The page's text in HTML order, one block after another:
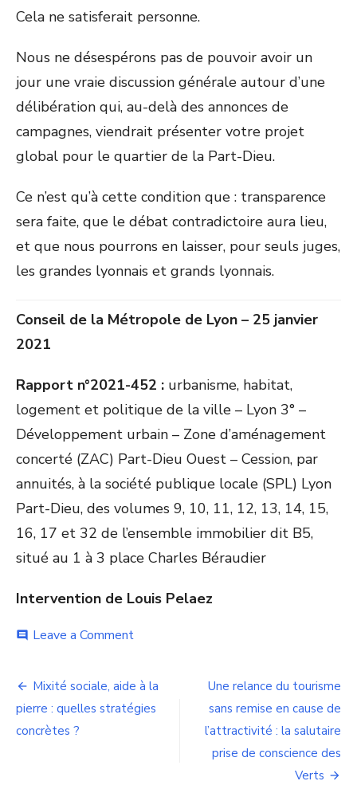
Cela ne satisferait personne.
Nous ne désespérons pas de pouvoir avoir un
jour une vraie discussion générale autour d’une
délibération qui, au-delà des annonces de
campagnes, viendrait présenter votre projet
global pour le quartier de la Part-Dieu.
Ce n’est qu’à cette condition que : transparence
sera faite, que le débat contradictoire aura lieu,
et que nous pourrons en laisser, pour seuls juges,
les grandes lyonnais et grands lyonnais.
Conseil de la Métropole de Lyon – 25 janvier
2021
Rapport n°2021-452 : urbanisme, habitat,
logement et politique de la ville – Lyon 3° –
Développement urbain – Zone d’aménagement
concerté (ZAC) Part-Dieu Ouest – Cession, par
annuités, à la société publique locale (SPL) Lyon
Part-Dieu, des volumes 9, 10, 11, 12, 13, 14, 15,
16, 17 et 32 de l’ensemble immobilier dit B5,
situé au 1 à 3 place Charles Béraudier
Intervention de Louis Pelaez
comment Leave a Commenton
faut
vision
Navigation
de
l’article
Mixité sociale, aide à la
pierre : quelles stratégies
concrètes ?
Une relance du tourisme
sans remise en cause de
l’attractivité : la salutaire
prise de conscience des
Verts